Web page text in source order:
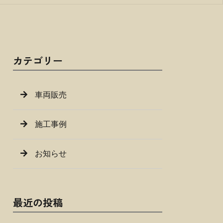
カテゴリー
車両販売
施工事例
お知らせ
最近の投稿